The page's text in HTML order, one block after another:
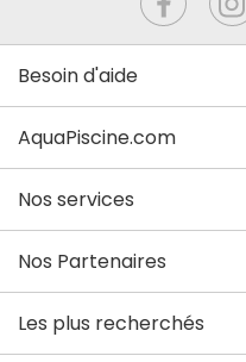
Besoin d'aide
AquaPiscine.com
Nos services
Nos Partenaires
Les plus recherchés